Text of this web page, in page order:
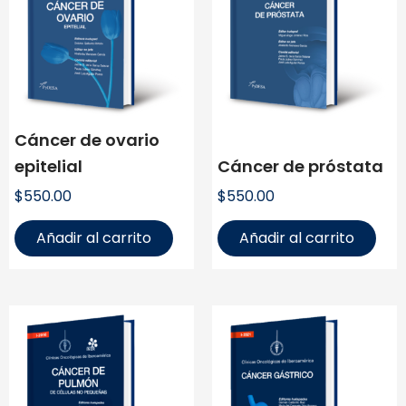
Cáncer de ovario
epitelial
$550.00
Añadir al carrito
Cáncer de próstata
$550.00
Añadir al carrito